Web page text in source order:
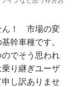
ん！ 市場の変
幹車種です。
でそう思われ
り継ぎユーザ
し訳ありませ